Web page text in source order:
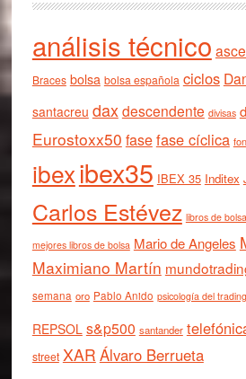
análisis técnico
Braces bolsa bolsa española ciclos
santacreu daxdescendente divisas
Eurostoxx50 fasefase cíclica
ibexibex35 IBEX 35 Inditex
Carlos Estévez libros de bolsa
mejores libros de bolsa Mario de Angeles
Maximiano Martín
semana oro Pablo Anido psicología del trading
REPSOL s&p500 santander
street XAR Álvaro Berrueta